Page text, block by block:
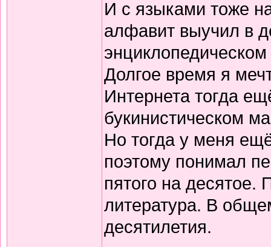
И с языками тоже
алфавит выучил в
Долгое время я
Интернета тогда
букинистическом
Но тогда у меня
поэтому понимал
пятого на десятое.
литература. В
десятилетия.